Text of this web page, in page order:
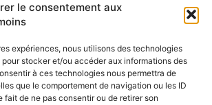
le consentement aux
expériences, nous utilisons des technologies
stocker et/ou accéder aux informations des
à ces technologies nous permettra de
que le comportement de navigation ou les ID
fait de ne pas consentir ou de retirer son